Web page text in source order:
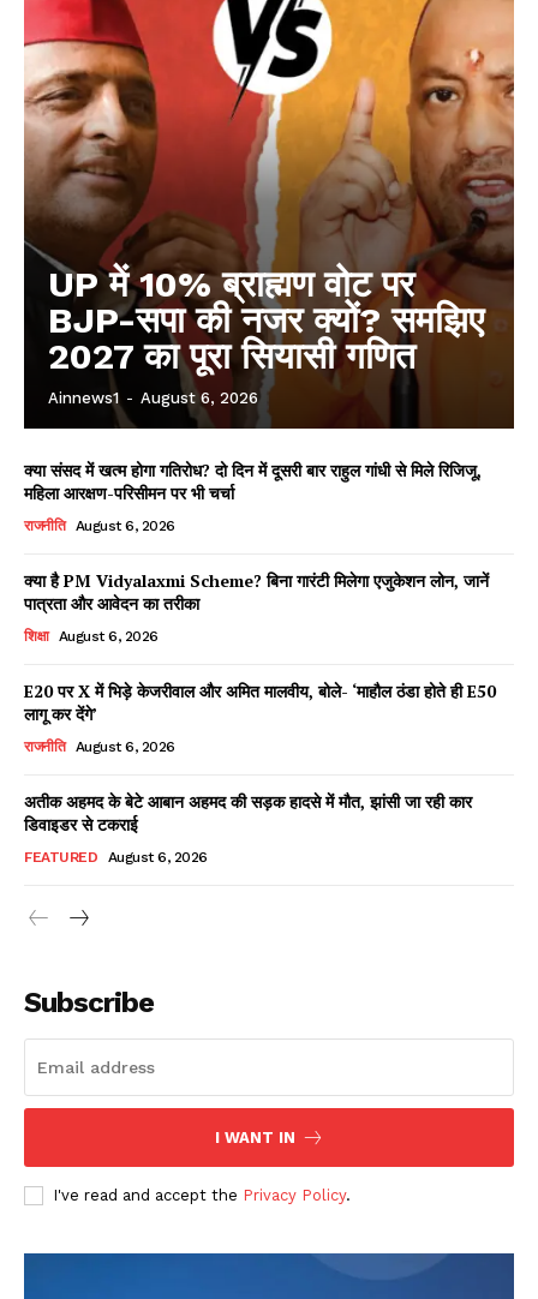
Facebook
Read Latest News on AIN
NEWS 1 App
UP में 10% ब्राह्मण वोट पर
BJP-सपा की नजर क्यों? समझिए
2027 का पूरा सियासी गणित
Ainnews1 - August 6, 2026
क्या संसद में खत्म होगा गतिरोध? दो दिन में दूसरी बार राहुल गांधी से मिले रिजिजू,
महिला आरक्षण-परिसीमन पर भी चर्चा
राजनीति August 6, 2026
क्या है PM Vidyalaxmi Scheme? बिना गारंटी मिलेगा एजुकेशन लोन, जानें
पात्रता और आवेदन का तरीका
शिक्षा August 6, 2026
E20 पर X में भिड़े केजरीवाल और अमित मालवीय, बोले- ‘माहौल ठंडा होते ही E50
लागू कर देंगे’
राजनीति August 6, 2026
अतीक अहमद के बेटे आबान अहमद की सड़क हादसे में मौत, झांसी जा रही कार
डिवाइडर से टकराई
FEATURED August 6, 2026
Subscribe
I WANT IN
I've read and accept the Privacy Policy.